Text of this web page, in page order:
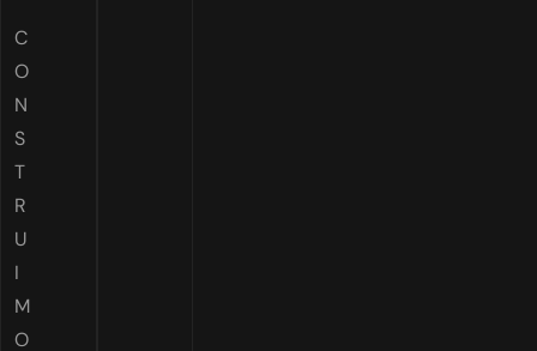
C
O
N
S
T
R
U
I
M
O